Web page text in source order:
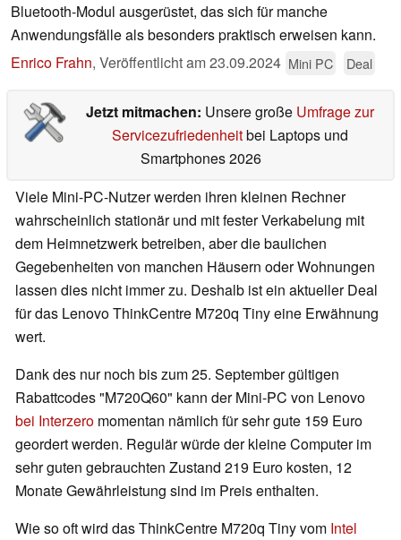
Bluetooth-Modul ausgerüstet, das sich für manche
Anwendungsfälle als besonders praktisch erweisen kann.
Enrico Frahn, Veröffentlicht am23.09.2024 Mini PC Deal
Jetzt mitmachen: Unsere große Umfrage zur
Servicezufriedenheitbei Laptops und
Smartphones 2026
Viele Mini-PC-Nutzer werden ihren kleinen Rechner
wahrscheinlich stationär und mit fester Verkabelung mit
dem Heimnetzwerk betreiben, aber die baulichen
Gegebenheiten von manchen Häusern oder Wohnungen
lassen dies nicht immer zu. Deshalb ist ein aktueller Deal
für das Lenovo ThinkCentre M720q Tiny eine Erwähnung
wert.
Dank des nur noch bis zum 25. September gültigen
Rabattcodes "M720Q60" kann der Mini-PC von Lenovo
bei Interzero momentan nämlich für sehr gute 159 Euro
geordert werden. Regulär würde der kleine Computer im
sehr guten gebrauchten Zustand 219 Euro kosten, 12
Monate Gewährleistung sind im Preis enthalten.
Wie so oft wird das ThinkCentre M720q Tiny vom Intel